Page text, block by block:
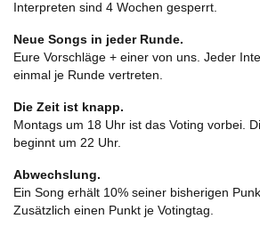
Interpreten sind 4 Wochen gesperrt.
Neue Songs in jeder Runde.
Eure Vorschläge + einer von uns. Jeder
einmal je Runde vertreten.
Die Zeit ist knapp.
Montags um 18 Uhr ist das Voting vorbei.
beginnt um 22 Uhr.
Abwechslung.
Ein Song erhält 10% seiner bisherigen
Zusätzlich einen Punkt je Votingtag.